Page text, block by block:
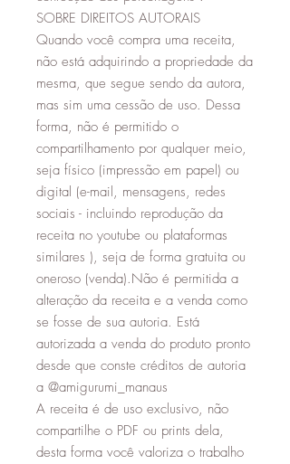
SOBRE DIREITOS AUTORAIS
Quando você compra uma receita,
não está adquirindo a propriedade da
mesma, que segue sendo da autora,
mas sim uma cessão de uso. Dessa
forma, não é permitido o
compartilhamento por qualquer meio,
seja físico (impressão em papel) ou
digital (e-mail, mensagens, redes
sociais - incluindo reprodução da
receita no youtube ou plataformas
similares ), seja de forma gratuita ou
oneroso (venda).Não é permitida a
alteração da receita e a venda como
se fosse de sua autoria. Está
autorizada a venda do produto pronto
desde que conste créditos de autoria
a @amigurumi_manaus
A receita é de uso exclusivo, não
compartilhe o PDF ou prints dela,
desta forma você valoriza o trabalho